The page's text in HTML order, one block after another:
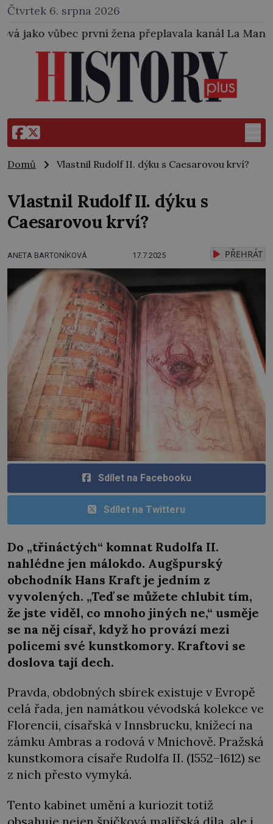
Čtvrtek 6. srpna 2026
přeplavala kanál La Manche. Zabralo jí to 14
Domů Vlastnil Rudolf II. dýku s Caesarovou krví?
Vlastnil Rudolf II. dýku s
Caesarovou krví?
ANETA BARTONÍKOVÁ 17.7.2025 PŘEHRÁT
Sdílet na Facebooku
Sdílet na Twitteru
Do „třináctých“ komnat Rudolfa II.
nahlédne jen málokdo. Augšpurský
obchodník Hans Kraft je jedním z
vyvolených. „Teď se můžete chlubit tím,
že jste viděl, co mnoho jiných ne,“ usměje
se na něj císař, když ho provází mezi
policemi své kunstkomory. Kraftovi se
doslova tají dech.
Pravda, obdobných sbírek existuje v Evropě
celá řada, jen namátkou vévodská kolekce ve
Florencii, císařská v Innsbrucku, knížecí na
zámku Ambras a rodová v Mnichově. Pražská
kunstkomora císaře Rudolfa II. (1552–1612) se
z nich přesto vymyká.
Tento kabinet umění a kuriozit totiž